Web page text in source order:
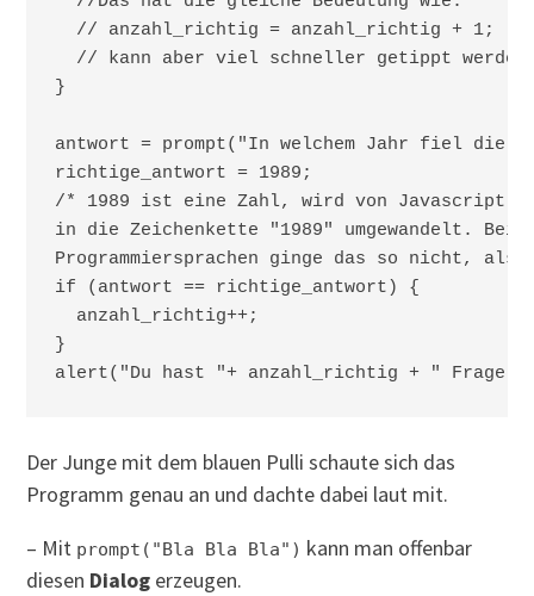
  // anzahl_richtig = anzahl_richtig + 1;
  // kann aber viel schneller getippt werden
}
antwort = prompt("In welchem Jahr fiel die
richtige_antwort = 1989;
/* 1989 ist eine Zahl, wird von Javascript
in die Zeichenkette "1989" umgewandelt. Bei
Programmiersprachen ginge das so nicht,
if (antwort == richtige_antwort) {
  anzahl_richtig++;
}
Der Junge mit dem blauen Pulli schaute sich das
Programm genau an und dachte dabei laut mit.
– Mit prompt("Bla Bla Bla") kann man offenbar
diesen Dialog erzeugen.